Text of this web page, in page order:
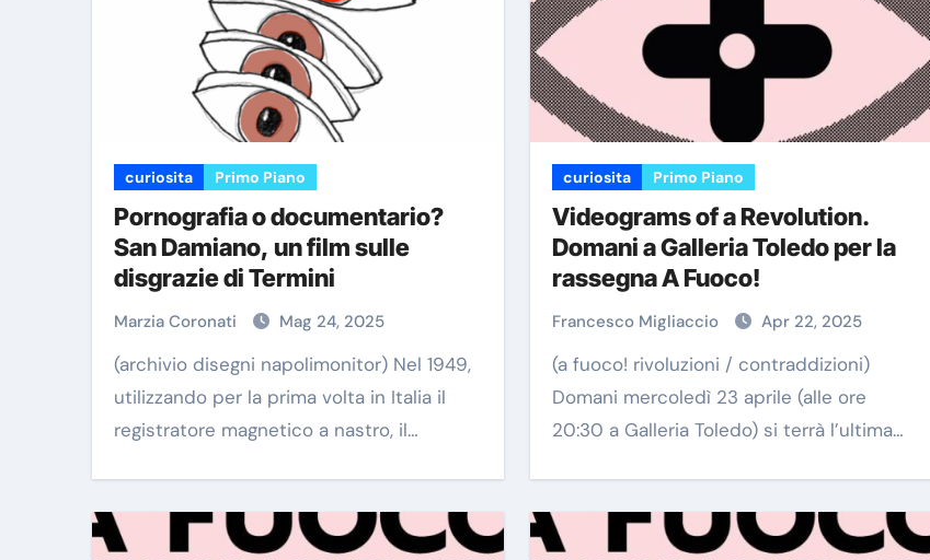
curiosita Primo Piano
Pornografia o documentario?
San Damiano, un film sulle
disgrazie di Termini
Marzia Coronati Mag 24, 2025
(archivio disegni napolimonitor) Nel 1949,
utilizzando per la prima volta in Italia il
registratore magnetico a nastro, il…
curiosita Primo Piano
Videograms of a Revolution.
Domani a Galleria Toledo per la
rassegna A Fuoco!
Francesco Migliaccio Apr 22, 2025
(a fuoco! rivoluzioni / contraddizioni)
Domani mercoledì 23 aprile (alle ore
20:30 a Galleria Toledo) si terrà l’ultima…